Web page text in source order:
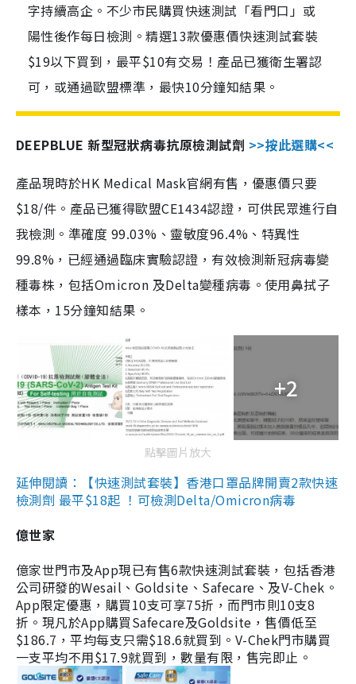
字持續高企。不少市民購買快速測試「看門口」或
陽性後作每日檢測。精選13款優惠價快速測試套裝
$19以下買到，最平$10有交易！產品已獲衛生署認
可，或通過歐盟標準，最快10分鐘知結果。
DEEPBLUE 新型冠狀病毒抗原檢測試劑 >>按此選購<<
產品現時於HK Medical Mask官網有售，優惠價只要
$18/件。產品已獲得歐盟CE1434認證，可供民眾進行自
我檢測。準確度 99.03%、靈敏度96.4%、特異性
99.8%，已經通過臨床實驗認證，有效檢測新冠病毒變
種毒株，包括Omicron 及Delta變種病毒。使用鼻拭子
樣本，15分鐘知結果。
+2
點擊圖片放大
延伸閱讀：【快速測試套裝】香港口罩品牌開賣2款快速
檢測劑 最平$18起 ！可檢測Delta/Omicron病毒
億世家
億家世門市及App現已有售6款快速測試套裝，包括香港
公司研發的Wesail、Goldsite、Safecare、及V-Chek。
App限定優惠，購買10支可享75折，而門市則10支8
折。現凡於App購買Safecare及Goldsite，售價低至
$186.7，平均每支只需$18.6就買到。V-Chek門市購買
一支平均不用$17.9就買到，數量有限，售完即止。